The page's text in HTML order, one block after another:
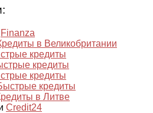
Finanza
в Великобритании
кредиты
кредиты
кредиты
кредиты
в Литве
Credit24